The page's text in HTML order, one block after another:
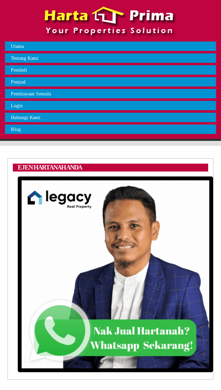
Utama
Tentang Kami
Pembeli
Penjual
Pembiayaan Semula
Login
Hubungi Kami
Blog
EJEN HARTANAH ANDA